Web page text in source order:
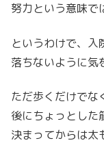
努力という意味で
というわけで、入
落ちないように気
ただ歩くだけでな
後にちょっとした
決まってからは太